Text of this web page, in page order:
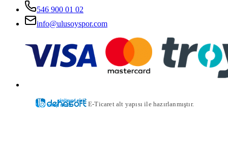
546 900 01 02
info@ulusoyspor.com
E-Ticaret alt yapısı ile hazırlanmıştır.